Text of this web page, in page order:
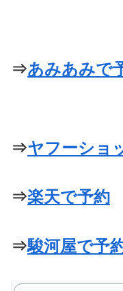
⇒あみあみで
⇒ヤフーショ
⇒楽天で予約
⇒駿河屋で予